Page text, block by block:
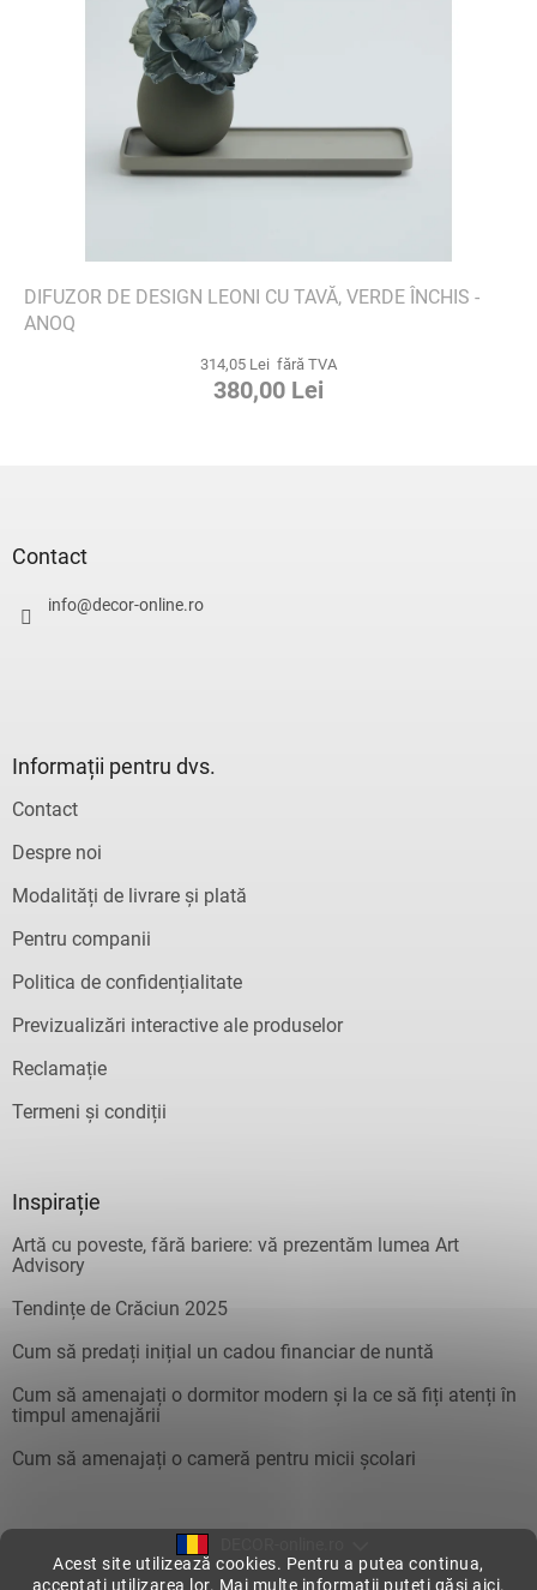
Acest site utilizează cookies. Pentru a putea continua,
acceptați utilizarea lor. Mai multe informații puteți găsi aici.
DIFUZOR DE DESIGN LEONI CU TAVĂ, VERDE ÎNCHIS -
ANOQ
314,05 Lei fără TVA
380,00 Lei
Contact
info@decor-online.ro
Informații pentru dvs.
Contact
Despre noi
Modalități de livrare și plată
Pentru companii
Politica de confidențialitate
Previzualizări interactive ale produselor
Reclamație
Termeni și condiții
Inspirație
Artă cu poveste, fără bariere: vă prezentăm lumea Art
Advisory
Tendințe de Crăciun 2025
Cum să predați inițial un cadou financiar de nuntă
Cum să amenajați o dormitor modern și la ce să fiți atenți în
timpul amenajării
Cum să amenajați o cameră pentru micii școlari